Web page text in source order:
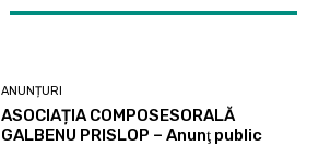
ANUNȚURI
ASOCIAȚIA COMPOSESORALĂ
GALBENU PRISLOP – Anunţ public